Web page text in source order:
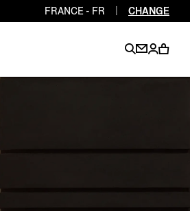
EN
EN
FRANCE - FR CHANGE